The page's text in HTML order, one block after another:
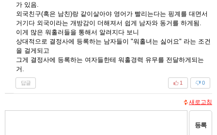
가 있음.
외국친구(혹은 남친)랑 같이살아야 영어가 빨리는다는 핑계를 대면서
거기다 외국이라는 개방감이 더해져서 쉽게 남자와 동거를 하게됨.
이게 많은 워홀러들을 통해서 알려지다 보니
상대적으로 결정사에 등록하는 남자들이 "워홀녀는 싫어요" 라는 조건
을 걸게되고
그게 결정사에 등록하는 여자들한테 워홀경력 유무를 전달하게되는
거.
답글 0
1
새로고침
등록